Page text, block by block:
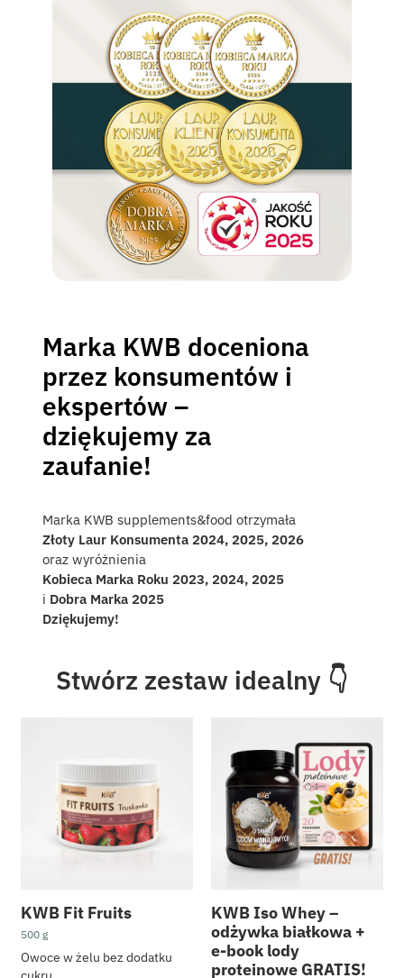
Marka KWB doceniona
przez konsumentów i
ekspertów –
dziękujemy za
zaufanie!
Marka KWB supplements&food otrzymała
Złoty Laur Konsumenta 2024, 2025, 2026
oraz wyróżnienia
Kobieca Marka Roku 2023, 2024, 2025
i Dobra Marka 2025
Dziękujemy!
Stwórz zestaw idealny 👇
KWB Fit Fruits
500 g
Owoce w żelu bez dodatku
KWB Iso Whey –
odżywka białkowa +
e-book lody
proteinowe GRATIS!